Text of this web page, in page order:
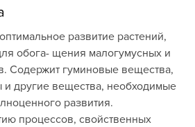
развитие растений,
обога- щения малогумусных и
Содержит гуминовые вещества,
другие вещества, необходимые
развития.
процессов, свойственных